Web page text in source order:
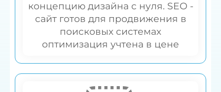
концепцию дизайна с нуля. SEO -
сайт готов для продвижения в
поисковых системах
оптимизация учтена в цене